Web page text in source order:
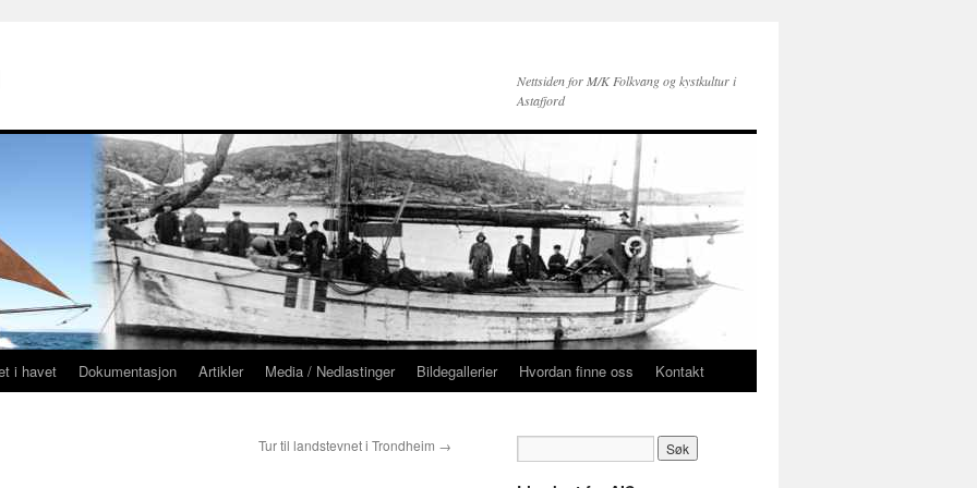
Nettsiden for M/K Folkvang og kystkultur i
Astafjord
i havet Dokumentasjon Artikler Media / Nedlastinger Bildegallerier Hvordan finne oss Kontakt
Tur til landstevnet i Trondheim →